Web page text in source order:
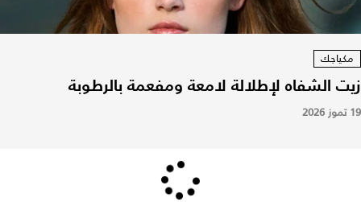
مكياجك
زيت الشفاه لإطلالة لامعة ومفعمة بالرطوبة
19 تموز 2026